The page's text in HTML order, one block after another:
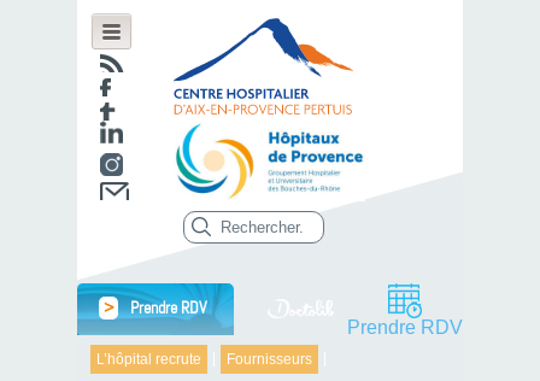
L’hôpital recrute Fournisseurs
> Prendre RDV
Prendre RDV